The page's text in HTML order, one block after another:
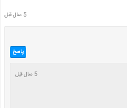
5 سال قبل
پاسخ
5 سال قبل